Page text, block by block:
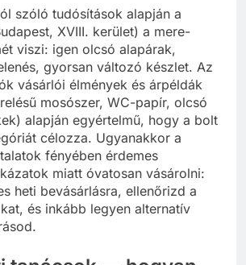
szóló tudósítások alapján a
XVIII. kerület) a mere-
viszi: igen olcsó alapárak,
gyorsan változó készlet. Az
vásárlói élmények és árpéldák
mosószer, WC-papír, olcsó
alapján egyértelmű, hogy a bolt
célozza. Ugyanakkor a
fényében érdemes
miatt óvatosan vásárolni:
heti bevásárlásra, ellenőrizd a
és inkább legyen alternatív